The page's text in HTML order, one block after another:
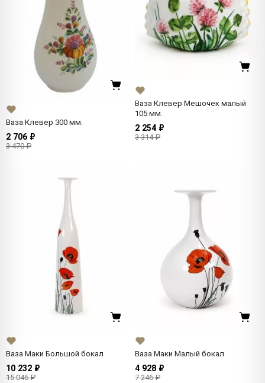
Ваза Клевер 300 мм.
2 706 ₽
3 470 ₽
Ваза Клевер Мешочек малый
105 мм.
2 254 ₽
3 314 ₽
Ваза Маки Большой бокал
10 232 ₽
15 046 ₽
Ваза Маки Малый бокал
4 928 ₽
7 246 ₽